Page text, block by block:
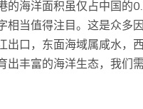
的海洋面积虽仅占中国的
相当值得注目。这是众多
出口，东面海域属咸水，
出丰富的海洋生态，我们